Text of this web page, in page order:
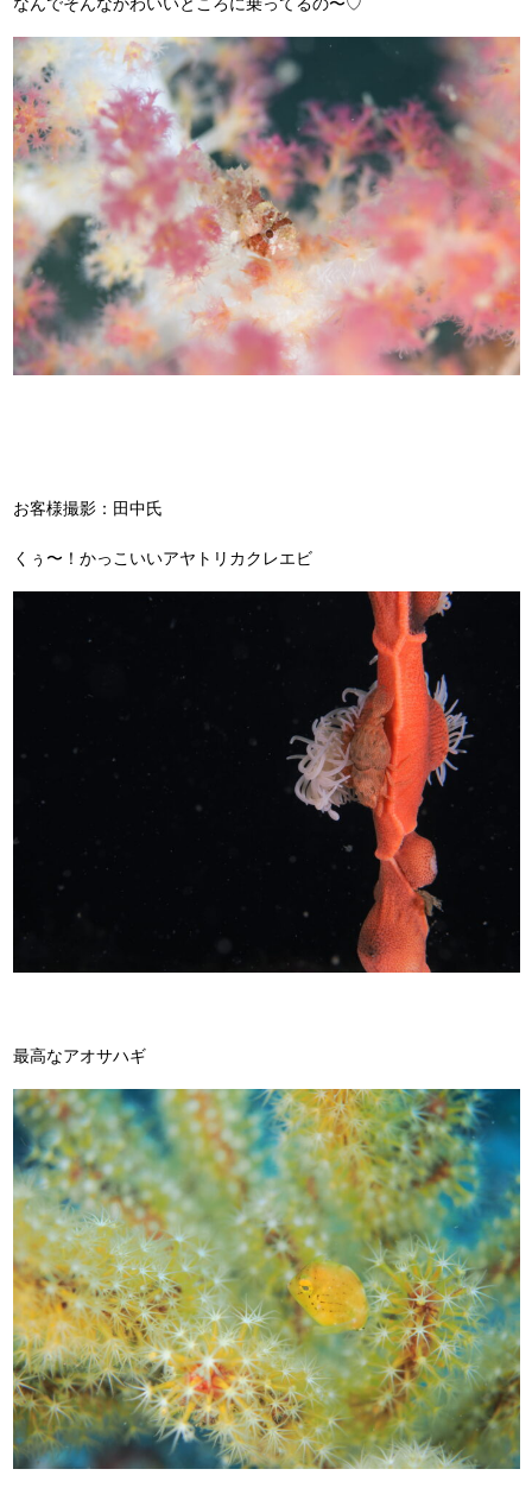
なんでそんなかわいいところに乗ってるの〜♡
お客様撮影：田中氏
くぅ〜！かっこいいアヤトリカクレエビ
最高なアオサハギ